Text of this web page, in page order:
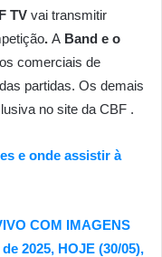
TV vai transmitir
. A Band e o
comerciais de
partidas. Os demais
no site da CBF .
e onde assistir à
COM IMAGENS
2025, HOJE (30/05),